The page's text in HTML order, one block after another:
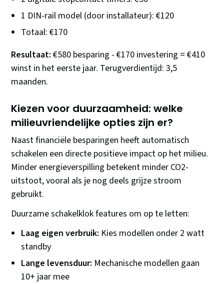
1 DIN-rail model (door installateur): €120
Totaal: €170
Resultaat: €580 besparing - €170 investering = €410
winst in het eerste jaar. Terugverdientijd: 3,5
maanden.
Kiezen voor duurzaamheid: welke
milieuvriendelijke opties zijn er?
Naast financiële besparingen heeft automatisch
schakelen een directe positieve impact op het milieu.
Minder energieverspilling betekent minder CO2-
uitstoot, vooral als je nog deels grijze stroom
gebruikt.
Duurzame schakelklok features om op te letten:
Laag eigen verbruik: Kies modellen onder 2 watt
standby
Lange levensduur: Mechanische modellen gaan
10+ jaar mee